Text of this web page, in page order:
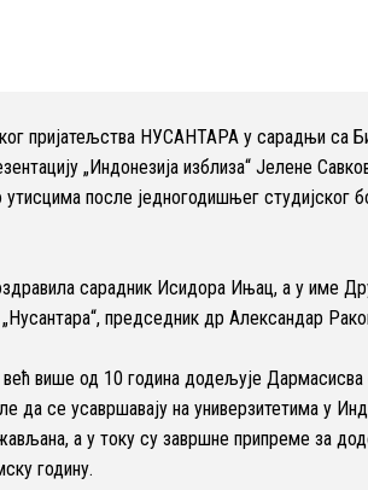
пријатељства НУСАНТАРА у сарадњи са
„Индонезија изблиза“ Јелене
после једногодишњег студијског
сарадник Исидора Ињац, а у име
председник др Александар
више од 10 година додељује Дармасисва
да се усавршавају на универзитетима у
а у току су завршне припреме за
годину.